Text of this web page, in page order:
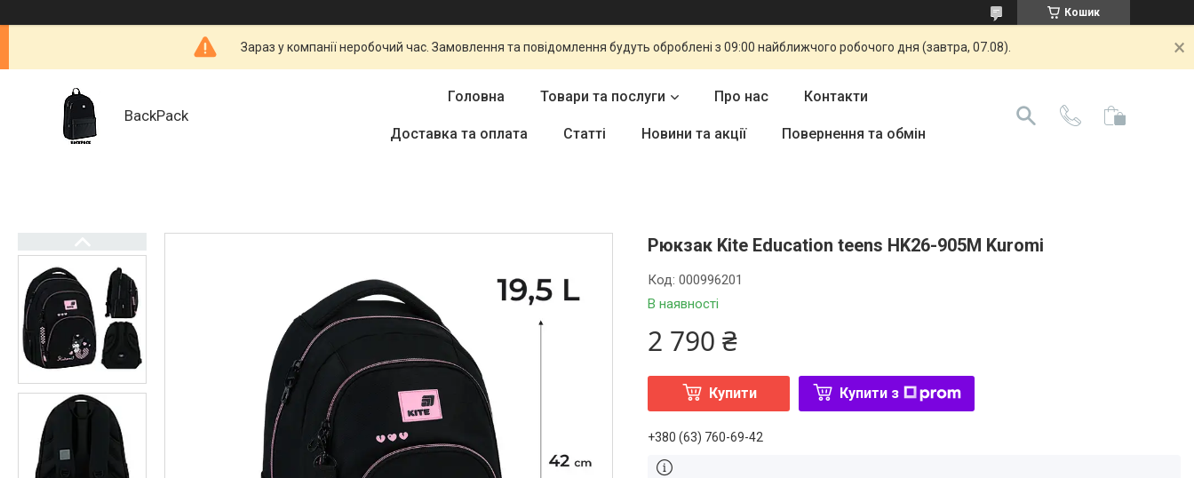
Кошик
Зараз у компанії неробочий час. Замовлення та повідомлення будуть оброблені з 09:00 найближчого робочого дня (завтра, 07.08).
BackPack
Головна Товари та послуги Про нас Контакти
Доставка та оплата Статті Новини та акції Повернення та обмін
Рюкзак Kite Education teens HK26-905M Kuromi
В наявності
Код:000996201
2 790 ₴
Купити Купити з
+380 (63) 760-69-42